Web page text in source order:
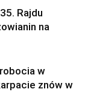
Rajdu
na
w
znów w